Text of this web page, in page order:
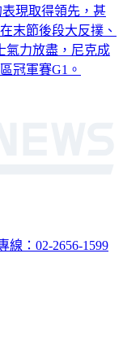
表現取得領先，甚
末節後段大反撲、
氣力放盡，尼克成
冠軍賽G1。
線：02-2656-1599